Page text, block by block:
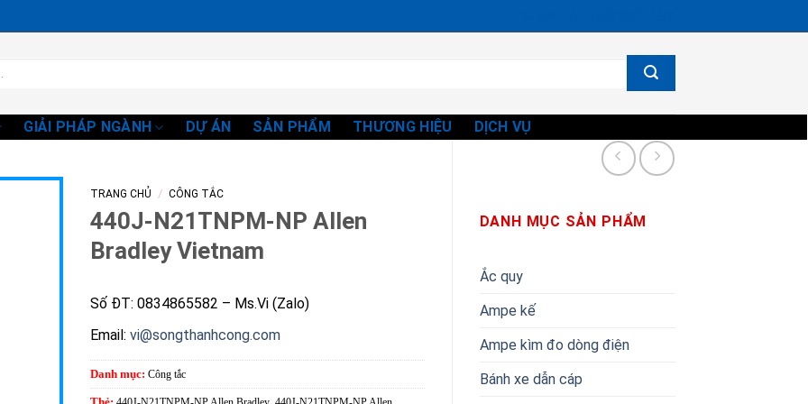
GIẢI PHÁP NGÀNH DỰ ÁN SẢN PHẨM THƯƠNG HIỆU DỊCH VỤ
DANH MỤC SẢN PHẨM
Ắc quy
Ampe kế
Ampe kìm đo dòng điện
Bánh xe dẫn cáp
TRANG CHỦ / CÔNG TẮC
440J-N21TNPM-NP Allen
Bradley Vietnam
Số ĐT: 0834865582 – Ms.Vi (Zalo)
Email: vi@songthanhcong.com
Danh mục: Công tắc